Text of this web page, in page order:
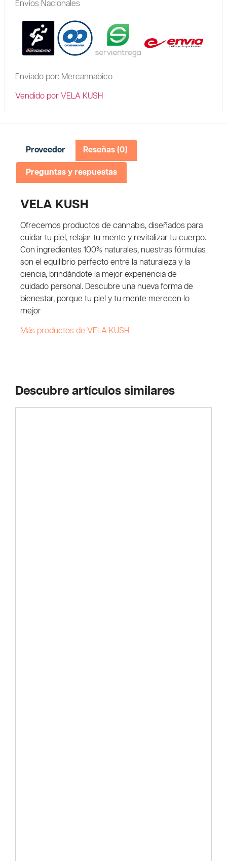
Envíos Nacionales
Enviado por: Mercannabico
Vendido por VELA KUSH
Proveedor Reseñas (0)
Preguntas y respuestas
VELA KUSH
Ofrecemos productos de cannabis, diseñados para
cuidar tu piel, relajar tu mente y revitalizar tu cuerpo.
Con ingredientes 100% naturales, nuestras fórmulas
son el equilibrio perfecto entre la naturaleza y la
ciencia, brindándote la mejor experiencia de
cuidado personal. Descubre una nueva forma de
bienestar, porque tu piel y tu mente merecen lo
mejor
Más productos de VELA KUSH
Descubre artículos similares